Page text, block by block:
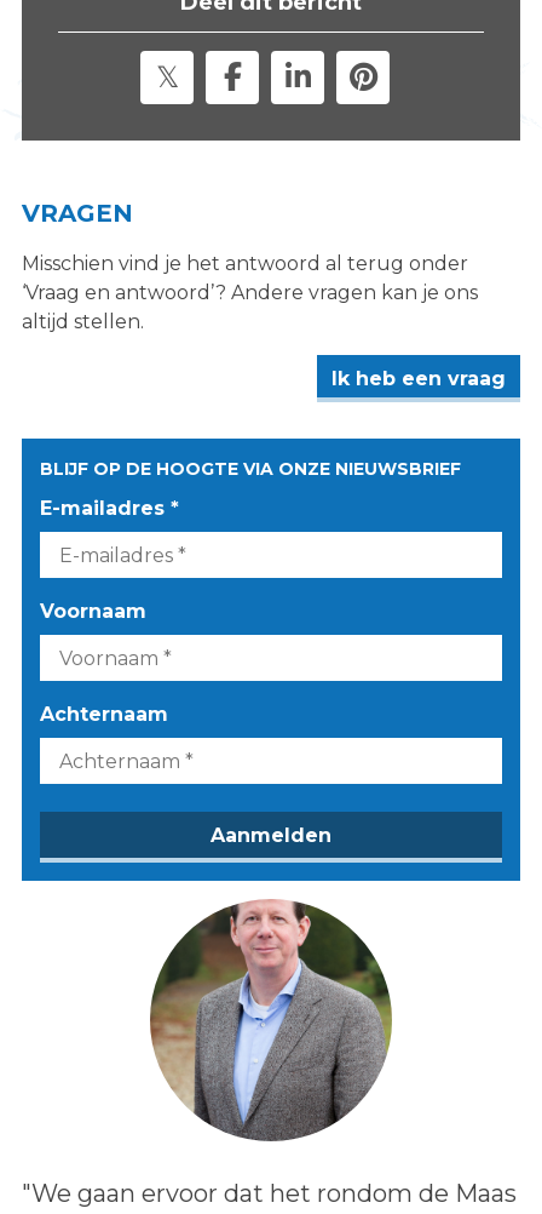
"
VRAGEN
Misschien vind je het antwoord al terug onder
‘Vraag en antwoord’? Andere vragen kan je ons
altijd stellen.
Ik heb een vraag
BLIJF OP DE HOOGTE VIA ONZE NIEUWSBRIEF
E-mailadres *
Voornaam
Achternaam
Lees het bericht:
"We gaan ervoor dat het rondom de Maas